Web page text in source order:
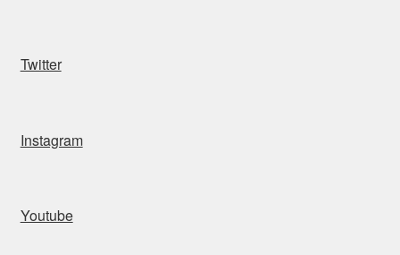
Twitter
Instagram
Youtube